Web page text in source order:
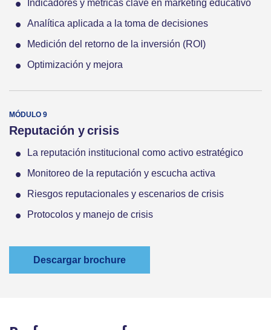
Indicadores y métricas clave en marketing educativo
Analítica aplicada a la toma de decisiones
Medición del retorno de la inversión (ROI)
Optimización y mejora
Reputación y crisis
La reputación institucional como activo estratégico
Monitoreo de la reputación y escucha activa
Riesgos reputacionales y escenarios de crisis
Protocolos y manejo de crisis
Descargar brochure